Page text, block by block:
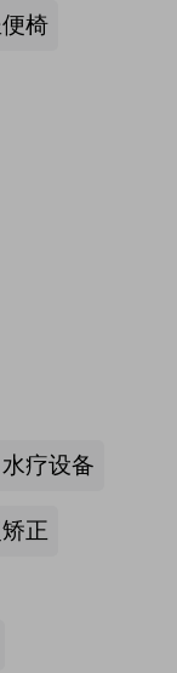
椅
水疗设备
正
——中国医养融
海尔智慧康养
慧康养